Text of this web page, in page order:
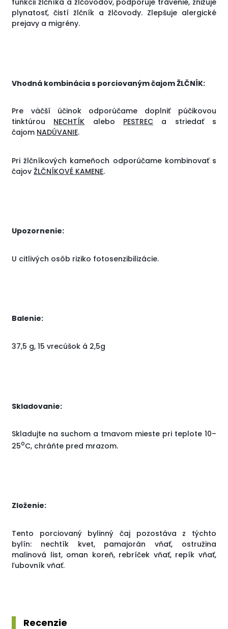
funkcii žlčníka a žlčovodov, podporuje trávenie, znižuje
plynatosť, čistí žlčník a žlčovody. Zlepšuje alergické
prejavy a migrény.
Vhodná kombinácia s porciovaným čajom ŽLČNÍK:
Pre väčší účinok odporúčame doplniť púčikovou
tinktúrou NECHTÍK alebo PESTREC a striedať s
čajom NADÚVANIE.
Pri žlčníkových kameňoch odporúčame kombinovať s
čajovŽLČNÍKOVÉ KAMENE.
Upozornenie:
U citlivých osôb riziko fotosenzibilizácie.
Balenie:
37,5 g, 15 vrecúšok á 2,5g
Skladovanie:
Skladujte na suchom a tmavom mieste pri teplote 10–
25oC, chráňte pred mrazom.
Zloženie:
Tento porciovaný bylinný čaj pozostáva z týchto
bylín: nechtík kvet, pamajorán vňať, ostružina
malinová list, oman koreň, rebríček vňať, repík vňať,
ľubovník vňať.
Recenzie